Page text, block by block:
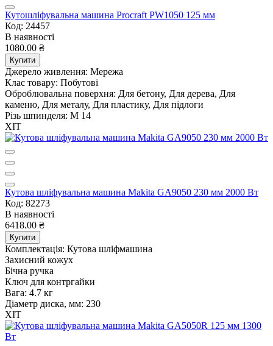
Кутошліфувальна машина Procraft PW1050 125 мм
Код: 24457
В наявності
1080.00 ₴
Купити
Джерело живлення: Мережа
Клас товару: Побутові
Оброблювальна поверхня: Для бетону, Для дерева, Для
каменю, Для металу, Для пластику, Для підлоги
Різь шпинделя: M 14
ХІТ
Кутова шліфувальна машина Makita GA9050 230 мм 2000 Вт
Код: 82273
В наявності
6418.00 ₴
Купити
Комплектація: Кутова шліфмашина
Захисний кожух
Бічна ручка
Ключ для контргайки
Вага: 4.7 кг
Діаметр диска, мм: 230
ХІТ